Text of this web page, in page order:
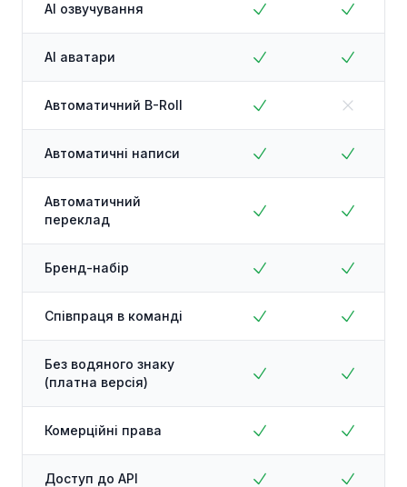
AI озвучування
AI аватари
Автоматичний B-Roll
Автоматичні написи
Автоматичний
переклад
Бренд-набір
Співпраця в команді
Без водяного знаку
(платна версія)
Комерційні права
Доступ до API